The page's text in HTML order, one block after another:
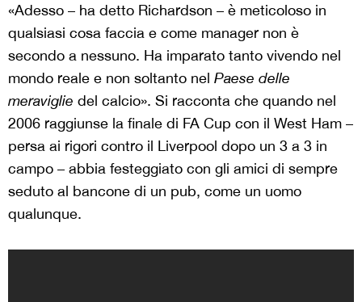
«Adesso – ha detto Richardson – è meticoloso in
qualsiasi cosa faccia e come manager non è
secondo a nessuno. Ha imparato tanto vivendo nel
mondo reale e non soltanto nel Paese delle
meraviglie del calcio». Si racconta che quando nel
2006 raggiunse la finale di FA Cup con il West Ham –
persa ai rigori contro il Liverpool dopo un 3 a 3 in
campo – abbia festeggiato con gli amici di sempre
seduto al bancone di un pub, come un uomo
qualunque.